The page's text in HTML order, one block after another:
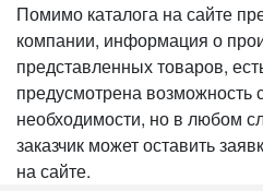
Помимо каталога на сайте
компании, информация о
представленных товаров,
предусмотрена возможность
необходимости, но в любом
заказчик может оставить
на сайте.